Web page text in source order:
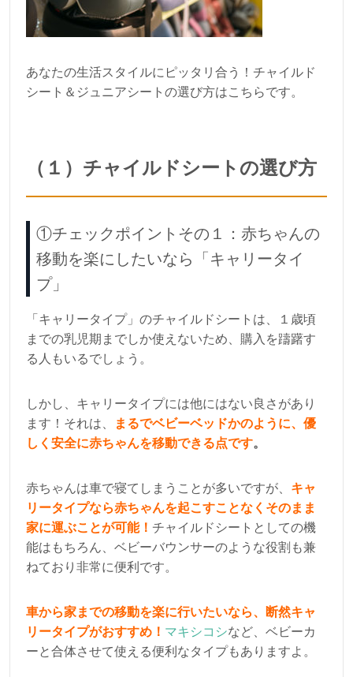
あなたの生活スタイルにピッタリ合う！チャイルド
シート＆ジュニアシートの選び方はこちらです。
（１）チャイルドシートの選び方
①チェックポイントその１：赤ちゃんの
移動を楽にしたいなら「キャリータイ
プ」
「キャリータイプ」のチャイルドシートは、１歳頃
までの乳児期までしか使えないため、購入を躊躇す
る人もいるでしょう。
しかし、キャリータイプには他にはない良さがあり
ます！それは、
まるでベビーベッドかのように、優
しく安全に赤ちゃんを移動できる点です。
赤ちゃんは車で寝てしまうことが多いですが、 キャ
リータイプなら赤ちゃんを起こすことなくそのまま
家に運ぶことが可能！ チャイルドシートとしての機
能はもちろん、ベビーバウンサーのような役割も兼
ねており非常に便利です。
車から家までの移動を楽に行いたいなら、断然キャ
リータイプがおすすめ！ マキシコシなど、ベビーカ
ーと合体させて使える便利なタイプもありますよ。